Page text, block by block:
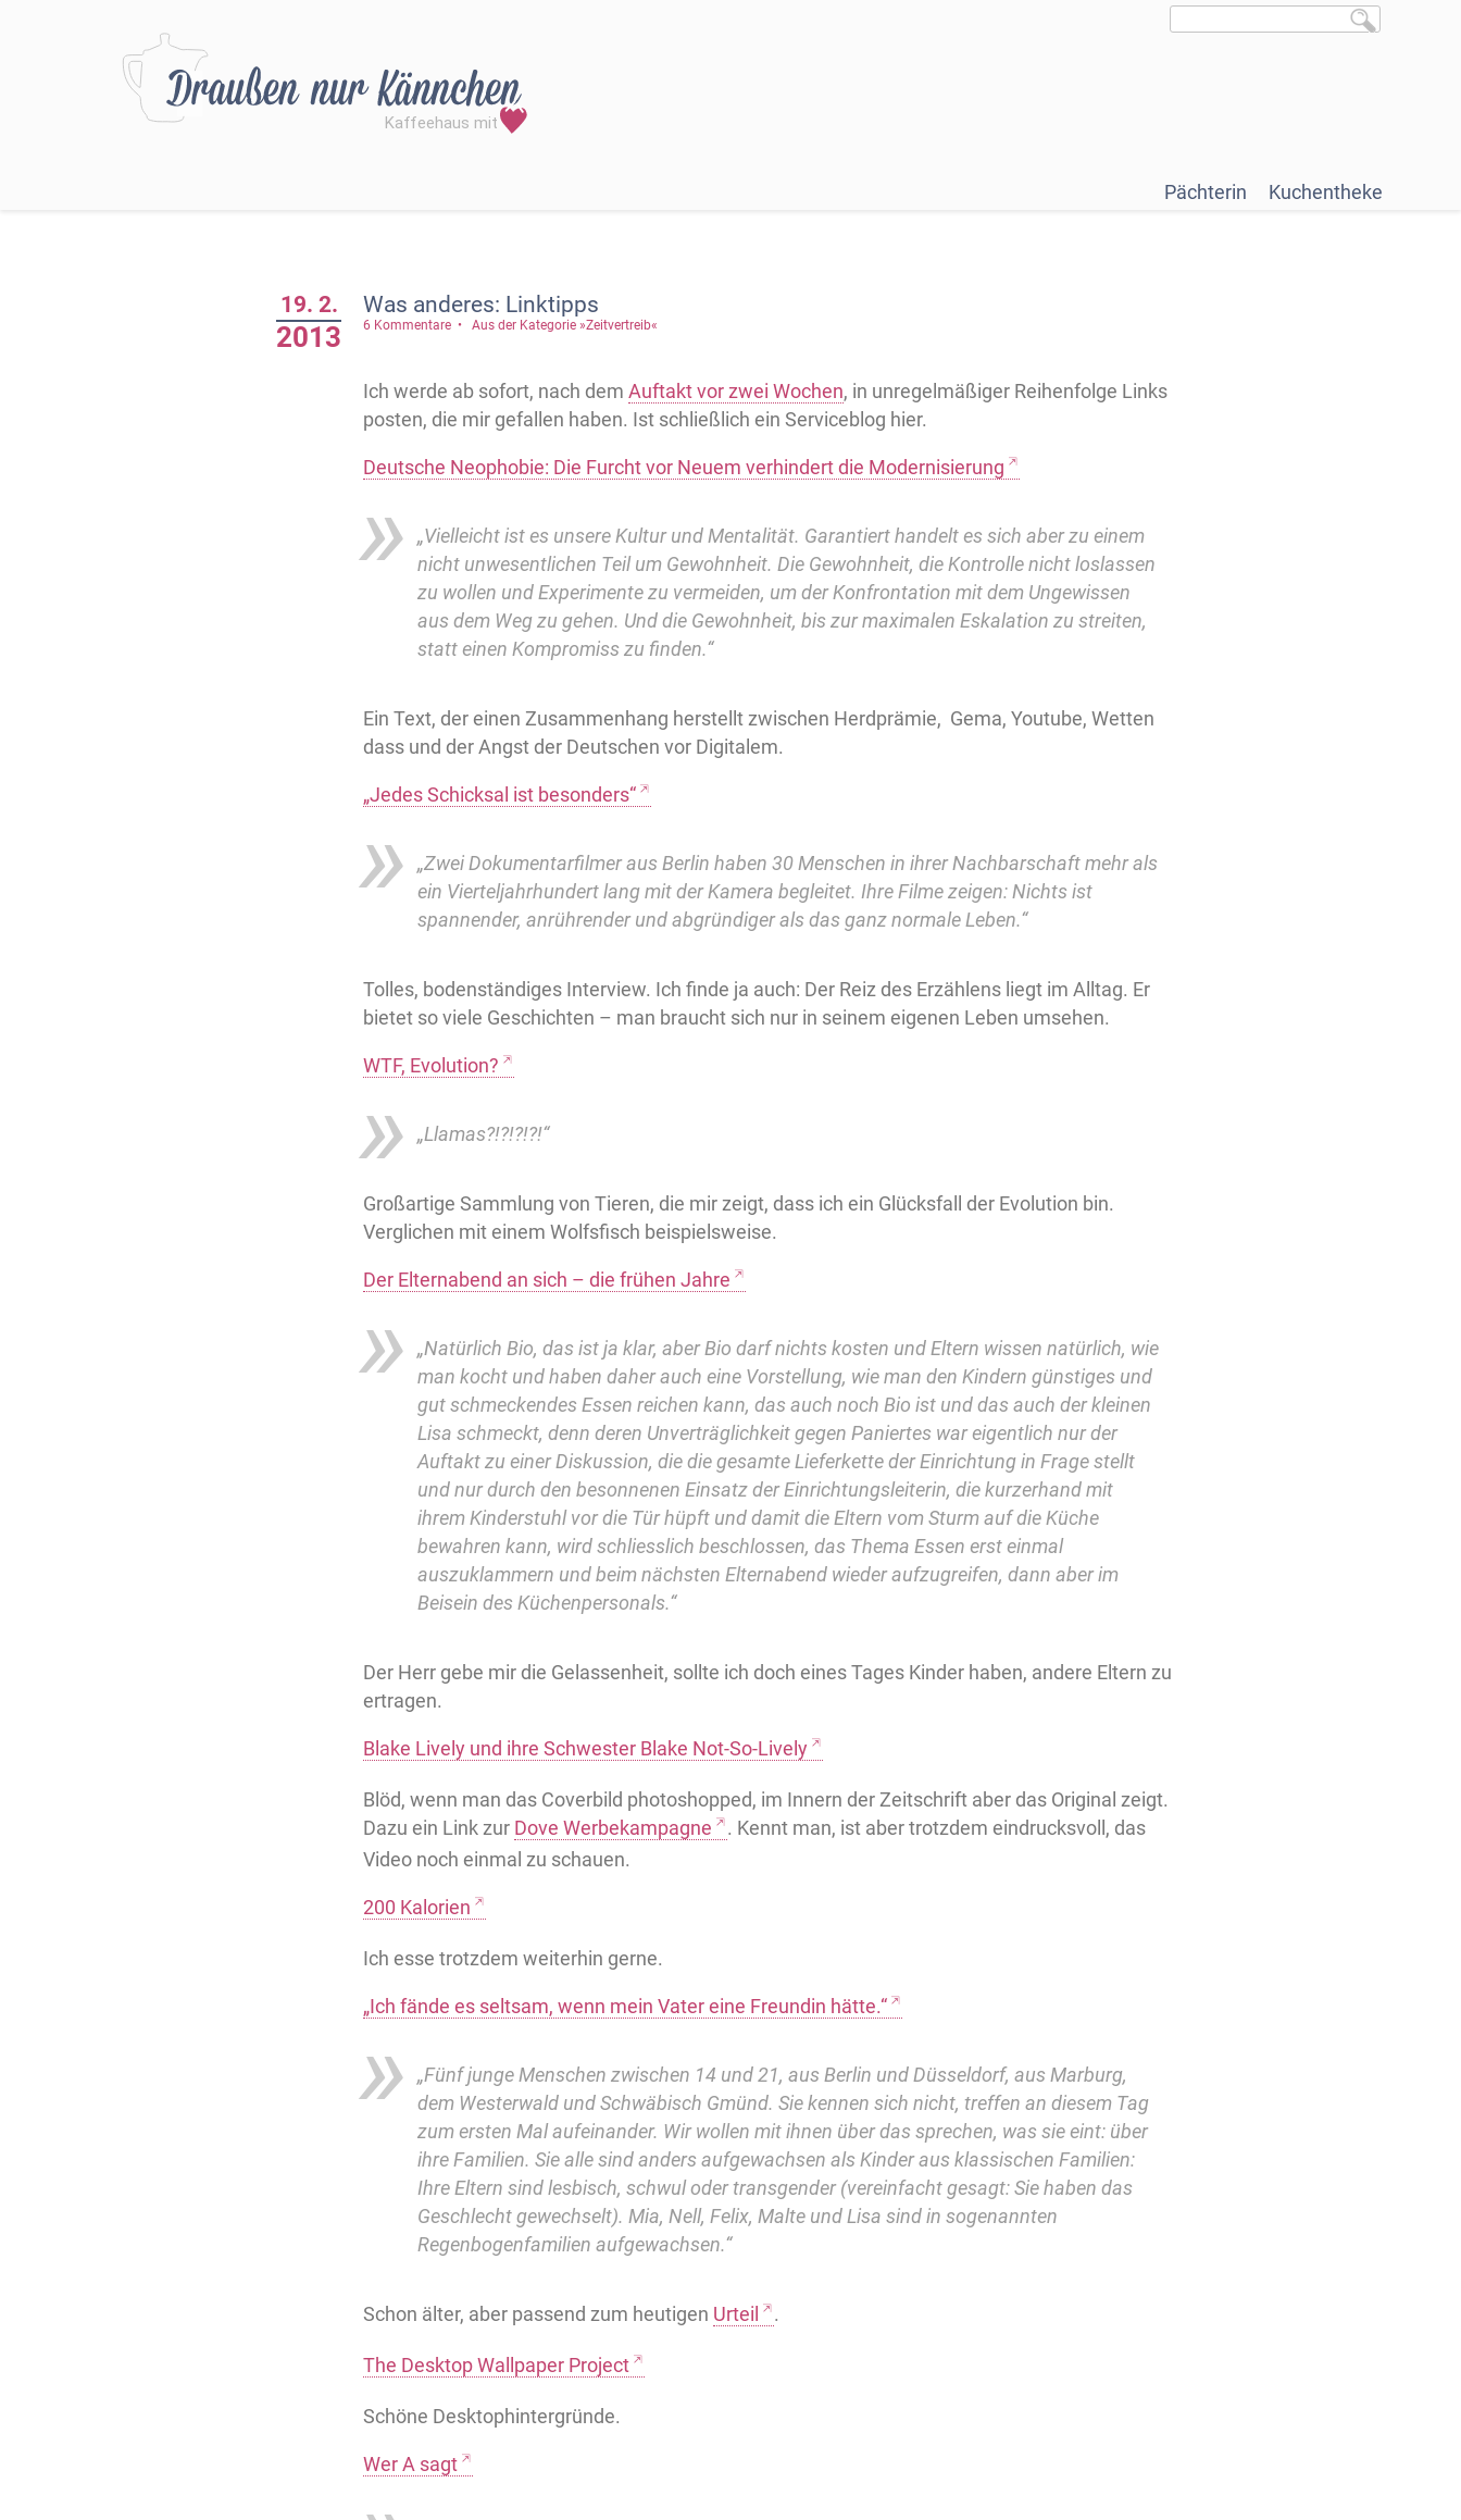
Pächterin Kuchentheke
Was anderes: Linktipps
19. 2.
2013 6 Kommentare Aus der Kategorie »Zeitvertreib«
Ich werde ab sofort, nach dem Auftakt vor zwei Wochen, in unregelmäßiger Reihenfolge Links
posten, die mir gefallen haben. Ist schließlich ein Serviceblog hier.
Deutsche Neophobie: Die Furcht vor Neuem verhindert die Modernisierung
„Vielleicht ist es unsere Kultur und Mentalität. Garantiert handelt es sich aber zu einem
nicht unwesentlichen Teil um Gewohnheit. Die Gewohnheit, die Kontrolle nicht loslassen
zu wollen und Experimente zu vermeiden, um der Konfrontation mit dem Ungewissen
aus dem Weg zu gehen. Und die Gewohnheit, bis zur maximalen Eskalation zu streiten,
statt einen Kompromiss zu finden.“
Ein Text, der einen Zusammenhang herstellt zwischen Herdprämie, Gema, Youtube, Wetten
dass und der Angst der Deutschen vor Digitalem.
„Jedes Schicksal ist besonders“
„Zwei Dokumentarfilmer aus Berlin haben 30 Menschen in ihrer Nachbarschaft mehr als
ein Vierteljahrhundert lang mit der Kamera begleitet. Ihre Filme zeigen: Nichts ist
spannender, anrührender und abgründiger als das ganz normale Leben.“
Tolles, bodenständiges Interview. Ich finde ja auch: Der Reiz des Erzählens liegt im Alltag. Er
bietet so viele Geschichten – man braucht sich nur in seinem eigenen Leben umsehen.
WTF, Evolution?
„Llamas?!?!?!?!“
Großartige Sammlung von Tieren, die mir zeigt, dass ich ein Glücksfall der Evolution bin.
Verglichen mit einem Wolfsfisch beispielsweise.
Der Elternabend an sich – die frühen Jahre
„Natürlich Bio, das ist ja klar, aber Bio darf nichts kosten und Eltern wissen natürlich, wie
man kocht und haben daher auch eine Vorstellung, wie man den Kindern günstiges und
gut schmeckendes Essen reichen kann, das auch noch Bio ist und das auch der kleinen
Lisa schmeckt, denn deren Unverträglichkeit gegen Paniertes war eigentlich nur der
Auftakt zu einer Diskussion, die die gesamte Lieferkette der Einrichtung in Frage stellt
und nur durch den besonnenen Einsatz der Einrichtungsleiterin, die kurzerhand mit
ihrem Kinderstuhl vor die Tür hüpft und damit die Eltern vom Sturm auf die Küche
bewahren kann, wird schliesslich beschlossen, das Thema Essen erst einmal
auszuklammern und beim nächsten Elternabend wieder aufzugreifen, dann aber im
Beisein des Küchenpersonals.“
Der Herr gebe mir die Gelassenheit, sollte ich doch eines Tages Kinder haben, andere Eltern zu
ertragen.
Blake Lively und ihre Schwester Blake Not-So-Lively
Blöd, wenn man das Coverbild photoshopped, im Innern der Zeitschrift aber das Original zeigt.
Dazu ein Link zur Dove Werbekampagne
. Kennt man, ist aber trotzdem eindrucksvoll, das
Video noch einmal zu schauen.
200 Kalorien
Ich esse trotzdem weiterhin gerne.
„Ich fände es seltsam, wenn mein Vater eine Freundin hätte.“
„Fünf junge Menschen zwischen 14 und 21, aus Berlin und Düsseldorf, aus Marburg,
dem Westerwald und Schwäbisch Gmünd. Sie kennen sich nicht, treffen an diesem Tag
zum ersten Mal aufeinander. Wir wollen mit ihnen über das sprechen, was sie eint: über
ihre Familien. Sie alle sind anders aufgewachsen als Kinder aus klassischen Familien:
Ihre Eltern sind lesbisch, schwul oder transgender (vereinfacht gesagt: Sie haben das
Geschlecht gewechselt). Mia, Nell, Felix, Malte und Lisa sind in sogenannten
Regenbogenfamilien aufgewachsen.“
Schon älter, aber passend zum heutigen Urteil .
The Desktop Wallpaper Project
Schöne Desktophintergründe.
Wer A sagt